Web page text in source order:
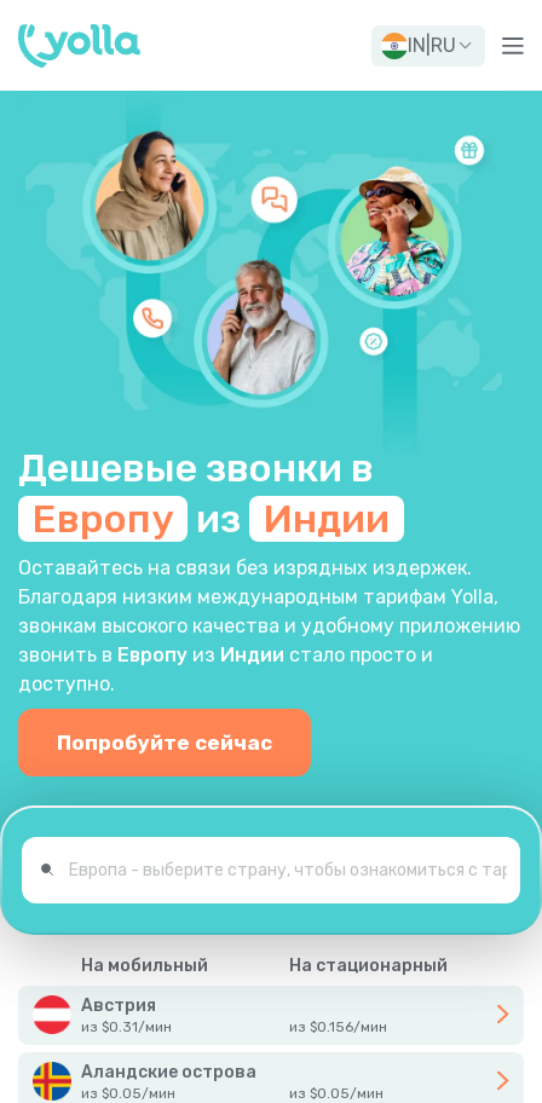
IN RU
Дешевые звонки в
Европу из Индии
Оставайтесь на связи без изрядных издержек.
Благодаря низким международным тарифам Yolla,
звонкам высокого качества и удобному приложению
звонить в Европу из Индии стало просто и
доступно.
Попробуйте сейчас
На мобильный
На стационарный
Австрия
из $0.31/мин из $0.156/мин
Аландские острова
из $0.05/мин из $0.05/мин